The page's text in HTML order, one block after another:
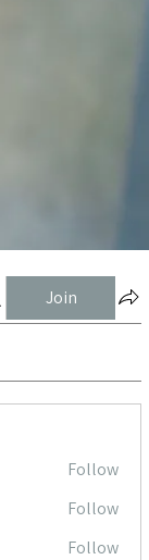
Join
Follow
Follow
Follow